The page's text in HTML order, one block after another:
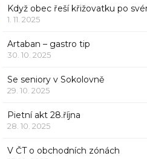
Když obec řeší křižovatku po
1. 11. 2025
Artaban – gastro tip
30. 10. 2025
Se seniory v Sokolovně
29. 10. 2025
Pietní akt 28.října
28. 10. 2025
V ČT o obchodních zónách